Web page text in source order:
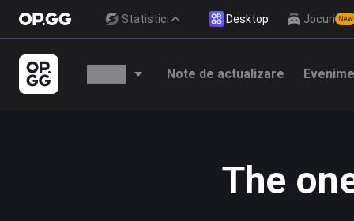
Statistici Desktop Jocuri New
Note de actualizare
League of Legends
Teamfight Tactics
The